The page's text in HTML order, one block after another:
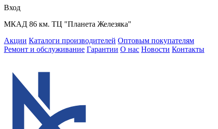
Вход
МКАД 86 км. ТЦ "Планета Железяка"
Акции Каталоги производителей Оптовым покупателям
Ремонт и обслуживание Гарантии О нас Новости Контакты